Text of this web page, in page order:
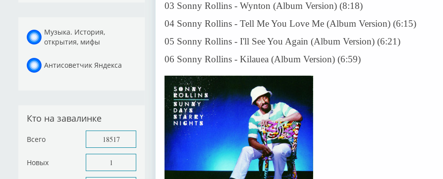
Музыка. История,
открытия, мифы
Антисоветчик Яндекса
Кто на завалинке
Всего 18517
Новых 1
03 Sonny Rollins - Wynton (Album Version) (8:18)
04 Sonny Rollins - Tell Me You Love Me (Album Version) (6:15)
05 Sonny Rollins - I'll See You Again (Album Version) (6:21)
06 Sonny Rollins - Kilauea (Album Version) (6:59)